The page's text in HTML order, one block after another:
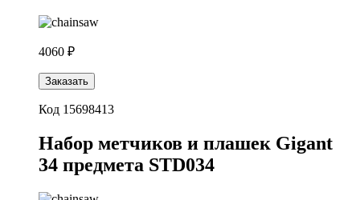
4060 ₽
Заказать
Код 15698413
Набор метчиков и плашек Gigant
34 предмета STD034